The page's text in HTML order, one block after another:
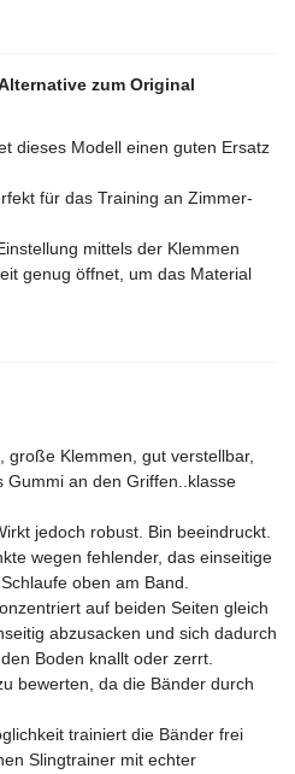
zum Original
dieses Modell einen guten Ersatz
für das Training an Zimmer-
mittels der Klemmen
genug öffnet, um das Material
große Klemmen, gut verstellbar,
an den Griffen..klasse
jedoch robust. Bin beeindruckt.
wegen fehlender, das einseitige
oben am Band.
auf beiden Seiten gleich
abzusacken und sich dadurch
Boden knallt oder zerrt.
bewerten, da die Bänder durch
trainiert die Bänder frei
Slingtrainer mit echter